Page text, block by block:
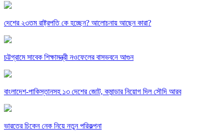
দেশের ২৩তম রাষ্ট্রপতি কে হচ্ছেন? আলোচনায় আছেন কারা?
চট্টগ্রামে সাবেক শিক্ষামন্ত্রী নওফেলের বাসভবনে আগুন
বাংলাদেশ-পাকিস্তানসহ ১৩ দেশের জোট, কমান্ডার নিয়োগ দিল সৌদি আরব
ভারতের চিকেন নেক নিয়ে নতুন পরিকল্পনা